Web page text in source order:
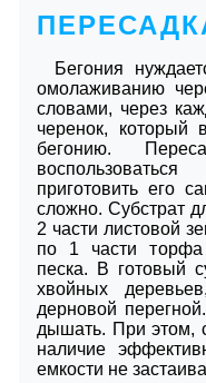
Бегония
омолаживанию
словами, через
черенок, который
бегонию.
приготовить его
сложно. Субстрат
2 части листовой
по 1 части торфа
песка. В готовый
хвойных
дерновой
дышать. При этом,
наличие
емкости не